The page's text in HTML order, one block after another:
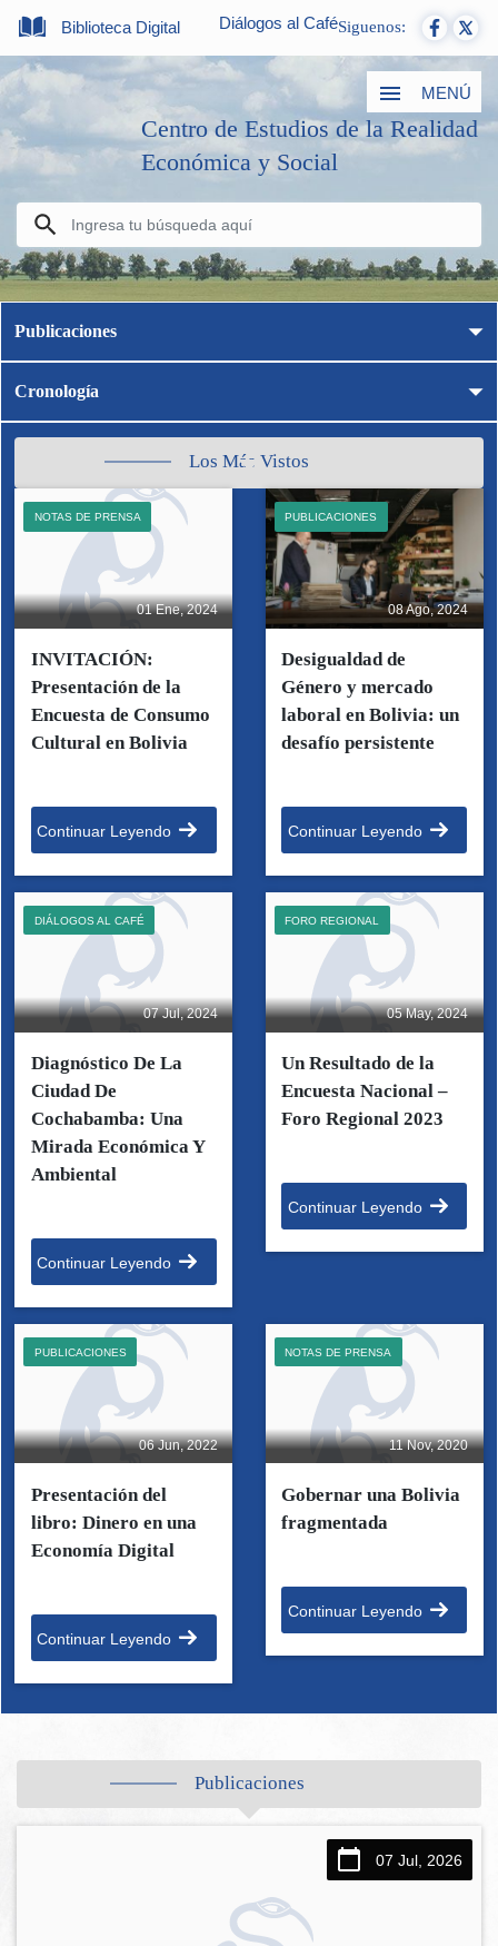
Biblioteca Digital Diálogos al CaféSiguenos:
MENÚ
Centro de Estudios de la Realidad
Económica y Social
Publicaciones
Cronología
Los Más Vistos
01 Ene, 2024
NOTAS DE PRENSA
INVITACIÓN:
Presentación de la
Encuesta de Consumo
Cultural en Bolivia
Continuar Leyendo
08 Ago, 2024
PUBLICACIONES
Desigualdad de
Género y mercado
laboral en Bolivia: un
desafío persistente
Continuar Leyendo
07 Jul, 2024
DIÁLOGOS AL CAFÉ
Diagnóstico De La
Ciudad De
Cochabamba: Una
Mirada Económica Y
Ambiental
Continuar Leyendo
05 May, 2024
FORO REGIONAL
Un Resultado de la
Encuesta Nacional –
Foro Regional 2023
Continuar Leyendo
06 Jun, 2022
PUBLICACIONES
Presentación del
libro: Dinero en una
Economía Digital
Continuar Leyendo
11 Nov, 2020
NOTAS DE PRENSA
Gobernar una Bolivia
fragmentada
Continuar Leyendo
Publicaciones
07 Jul, 2026